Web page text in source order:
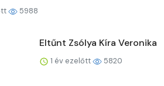
5988
Eltűnt Zsólya Kíra Veronika
1 év ezelőtt 5820